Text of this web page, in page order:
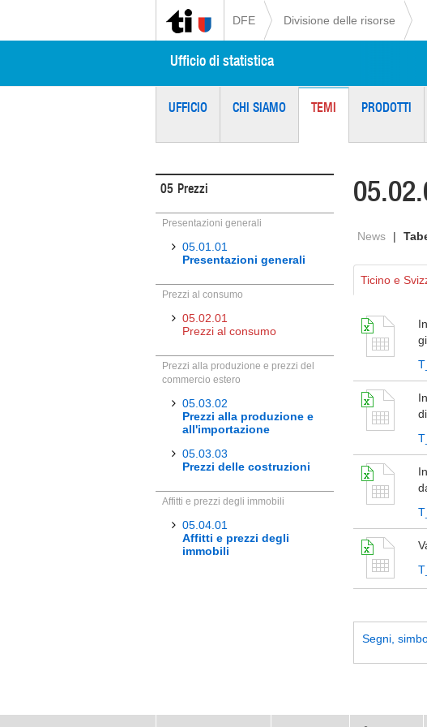
DFE Divisione delle risorse
Ufficio di statistica
UFFICIO CHI SIAMO TEMI PRODOTTI
05 Prezzi
Presentazioni generali
05.01.01
Presentazioni generali
Prezzi al consumo
05.02.01
Prezzi al consumo
Prezzi alla produzione e prezzi del
commercio estero
05.03.02
Prezzi alla produzione e
all'importazione
05.03.03
Prezzi delle costruzioni
Affitti e prezzi degli immobili
05.04.01
Affitti e prezzi degli
immobili
News |
Ticino e
Segni,